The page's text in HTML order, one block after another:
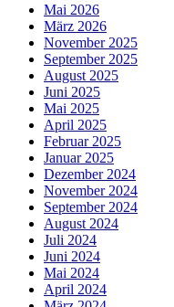
Mai 2026
März 2026
November 2025
September 2025
August 2025
Juni 2025
Mai 2025
April 2025
Februar 2025
Januar 2025
Dezember 2024
November 2024
September 2024
August 2024
Juli 2024
Juni 2024
Mai 2024
April 2024